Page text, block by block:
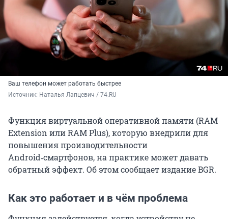
Ваш телефон может работать быстрее
Источник: Наталья Лапцевич / 74.RU
Функция виртуальной оперативной памяти (RAM
Extension или RAM Plus), которую внедрили для
повышения производительности
Android‑смартфонов, на практике может давать
обратный эффект. Об этом сообщает издание BGR.
Как это работает и в чём проблема